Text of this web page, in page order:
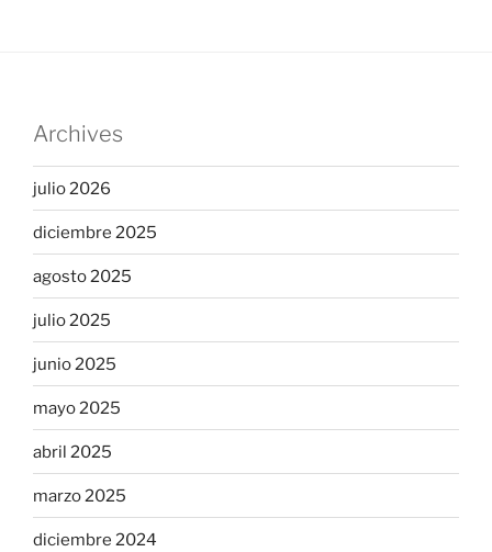
Archives
julio 2026
diciembre 2025
agosto 2025
julio 2025
junio 2025
mayo 2025
abril 2025
marzo 2025
diciembre 2024